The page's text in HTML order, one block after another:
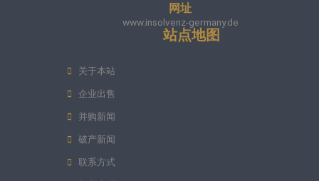
网址
www.insolvenz-germany.de
站点地图
关于本站
企业出售
并购新闻
破产新闻
联系方式